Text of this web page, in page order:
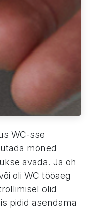
WC-sse
mõned
avada. Ja oh
oli WC tööaeg
olid
pidid asendama